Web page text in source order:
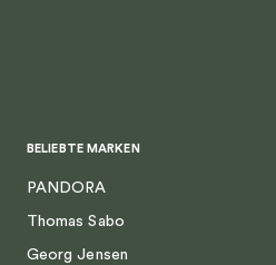
BELIEBTE MARKEN
PANDORA
Thomas Sabo
Georg Jensen